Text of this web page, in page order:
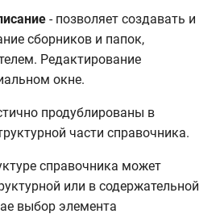
- позволяет создавать и
сборников и папок,
Редактирование
окне.
продублированы в
части справочника.
справочника может
или в содержательной
выбор элемента